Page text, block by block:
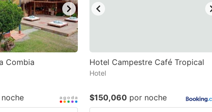
Combia Hotel Campestre Café Tropical
Hotel
$150,060 por noche